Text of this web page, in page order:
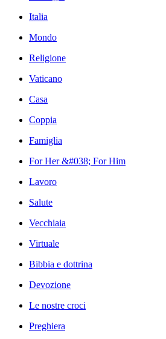
Italia
Mondo
Religione
Vaticano
Casa
Coppia
Famiglia
For Her &#038; For Him
Lavoro
Salute
Vecchiaia
Virtuale
Bibbia e dottrina
Devozione
Le nostre croci
Preghiera